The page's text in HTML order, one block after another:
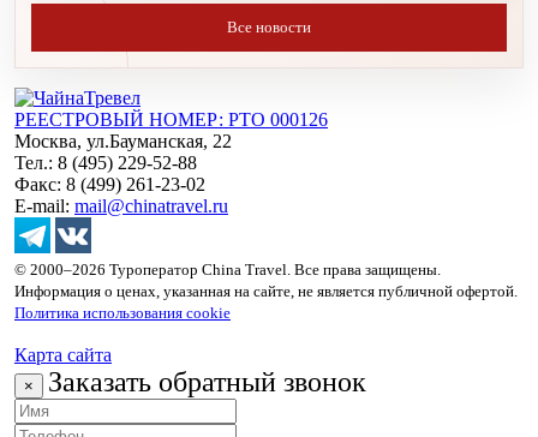
Все новости
РЕЕСТРОВЫЙ НОМЕР: РТО 000126
Москва, ул.Бауманская, 22
Тел.: 8 (495) 229-52-88
Факс: 8 (499) 261-23-02
E-mail: mail@chinatravel.ru
© 2000–2026 Туроператор China Travel. Все права защищены.
Информация о ценах, указанная на сайте, не является публичной офертой.
Политика использования cookie
Карта сайта
× Заказать обратный звонок